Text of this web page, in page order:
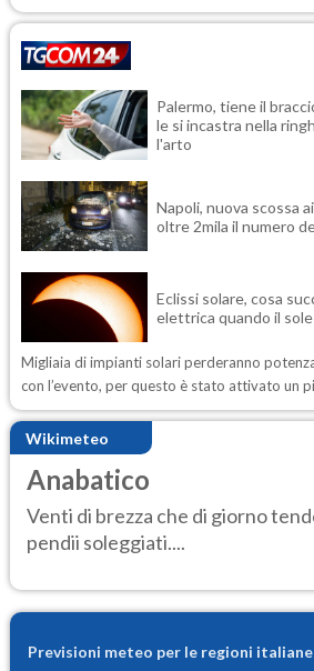
Palermo, tiene il
le si incastra nella
l'arto
Napoli, nuova scossa
oltre 2mila il numero
Eclissi solare, cosa
elettrica quando il
Migliaia di impianti solari perderanno
con l’evento, per questo è stato attivato un
Wikimeteo
Anabatico
Venti di brezza che di giorno
pendii soleggiati....
Previsioni meteo per le regioni italiane